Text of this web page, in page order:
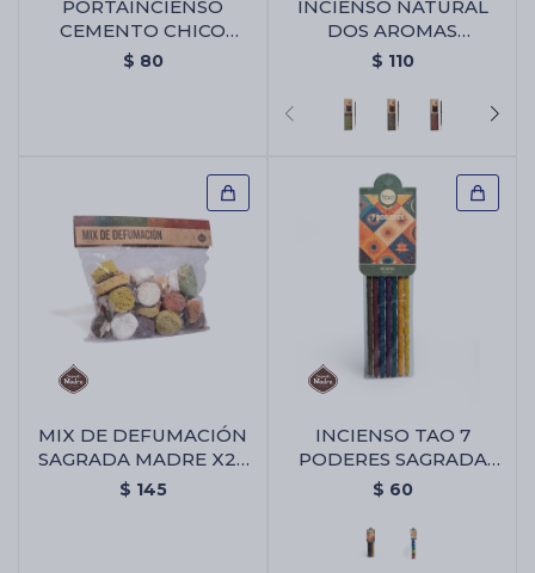
PORTAINCIENSO
CEMENTO CHICO
TRIANGULAR -
$ 80
INCIENSO NATURAL
DOS AROMAS
SAGRADA MADRE X8 -
$ 110
MIX DE DEFUMACIÓN
SAGRADA MADRE X25
UNIDADES - Mix De
$ 145
INCIENSO TAO 7
PODERES SAGRADA
MADRE - Varitas 7
$ 60